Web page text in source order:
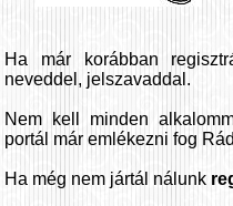
Ha már korábban
neveddel, jelszavaddal.
Nem kell minden
portál már emlékezni fog
Ha még nem jártál nálunk